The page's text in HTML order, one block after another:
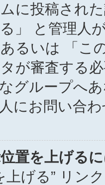
ムに投稿され
」 と管理人
るいは 「こ
が審査する
グループへ
にお問い合
置を上げる
上げる” リン